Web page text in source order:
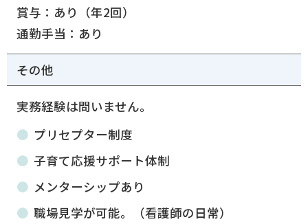
賞与：あり（年2回）
通勤手当：あり
その他
実務経験は問いません。
プリセプター制度
子育て応援サポート体制
メンターシップあり
職場見学が可能。（看護師の日常）